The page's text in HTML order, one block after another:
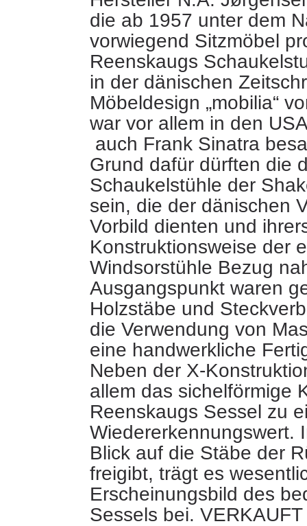
die ab 1957 unter dem
vorwiegend Sitzmöbel
Reenskaugs
in der dänischen
Möbeldesign „mobilia“
war vor allem in den
auch Frank Sinatra
Grund dafür dürften die
Schaukelstühle der
sein, die der dänischen
Vorbild dienten und
Konstruktionsweise der
Windsorstühle Bezug
Ausgangspunkt waren
Holzstäbe und
die Verwendung von
eine handwerkliche
Neben der X-
allem das sichelförmige
Reenskaugs Sessel zu
Wiedererkennungswert.
Blick auf die Stäbe der
freigibt, trägt es
Erscheinungsbild des
Sessels bei. VERKAUFT